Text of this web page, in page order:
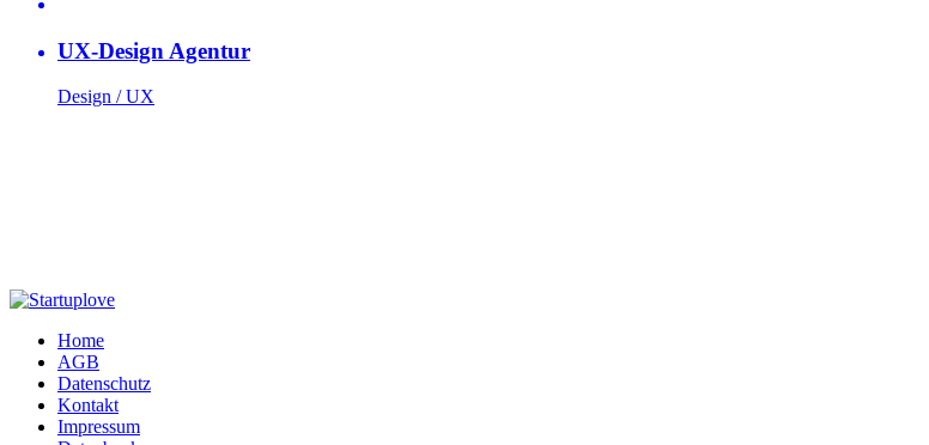
UX-Design Agentur
Design / UX
Home
AGB
Datenschutz
Kontakt
Impressum